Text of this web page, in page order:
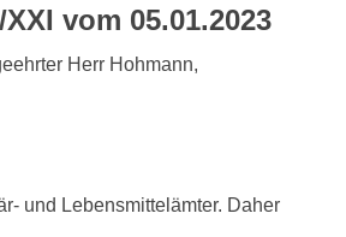
vom 05.01.2023
Herr Hohmann,
und Lebensmittelämter. Daher